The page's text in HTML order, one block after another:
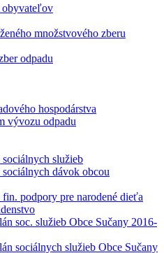
obyvateľov
množstvového zberu
odpadu
hospodárstva
vývozu odpadu
služieb
dávok obcou
podpory pre narodené dieťa
soc. služieb Obce Sučany 2016-
sociálnych služieb Obce Sučany